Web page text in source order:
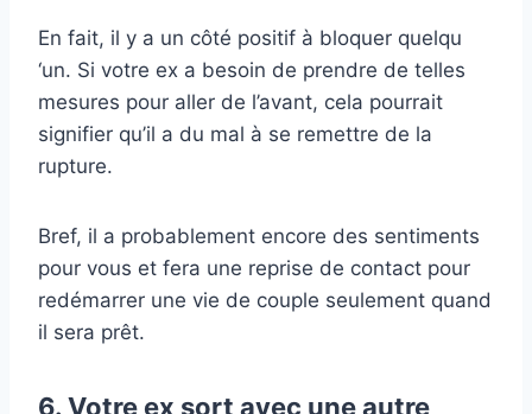
En fait, il y a un côté positif à bloquer quelqu
‘un. Si votre ex a besoin de prendre de telles
mesures pour aller de l’avant, cela pourrait
signifier qu’il a du mal à se remettre de la
rupture.
Bref, il a probablement encore des sentiments
pour vous et fera une reprise de contact pour
redémarrer une vie de couple seulement quand
il sera prêt.
6. Votre ex sort avec une autre